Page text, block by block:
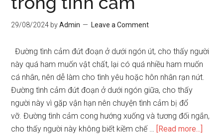
29/08/2024 byAdmin Leave a Comment
Đường tình cảm đứt đoạn ở dưới ngón út, cho thấy người
này quá ham muốn vật chất, lại có quá nhiều ham muốn
cá nhân, nên dễ làm cho tình yêu hoặc hôn nhân rạn nứt.
Đường tình cảm đứt đoạn ở dưới ngón giữa, cho thấy
người này vì gặp vận hạn nên chuyện tình cảm bị đổ
vỡ. Đường tình cảm cong hướng xuống và tương đối ngắn,
cho thấy người này không biết kiềm chế … [Read more...]